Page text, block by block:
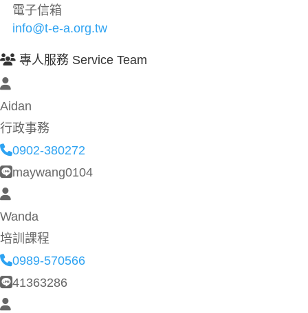
電子信箱
info@t-e-a.org.tw
專人服務 Service Team
Aidan
行政事務
0902-380272
maywang0104
Wanda
培訓課程
0989-570566
41363286